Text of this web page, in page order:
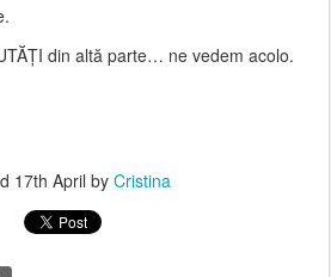
din altă parte… ne vedem acolo.
17th April by Cristina